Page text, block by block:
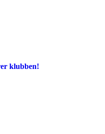
klubben!